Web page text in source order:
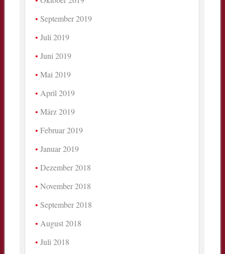
September 2019
Juli 2019
Juni 2019
Mai 2019
April 2019
März 2019
Februar 2019
Januar 2019
Dezember 2018
November 2018
September 2018
August 2018
Juli 2018